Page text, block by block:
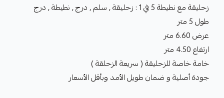
زحليقة مع نطيطة 5 في 1 : زحليقة , سلم , درج , نطيطة , درج
طول 5 متر
عرض 6.60 متر
ارتفاع 4.50 متر
خامة خاصة للزحليقة ( سريعة الزحلقة )
جودة أصلية و ضمان طويل الأمد وبأقل الأسعار